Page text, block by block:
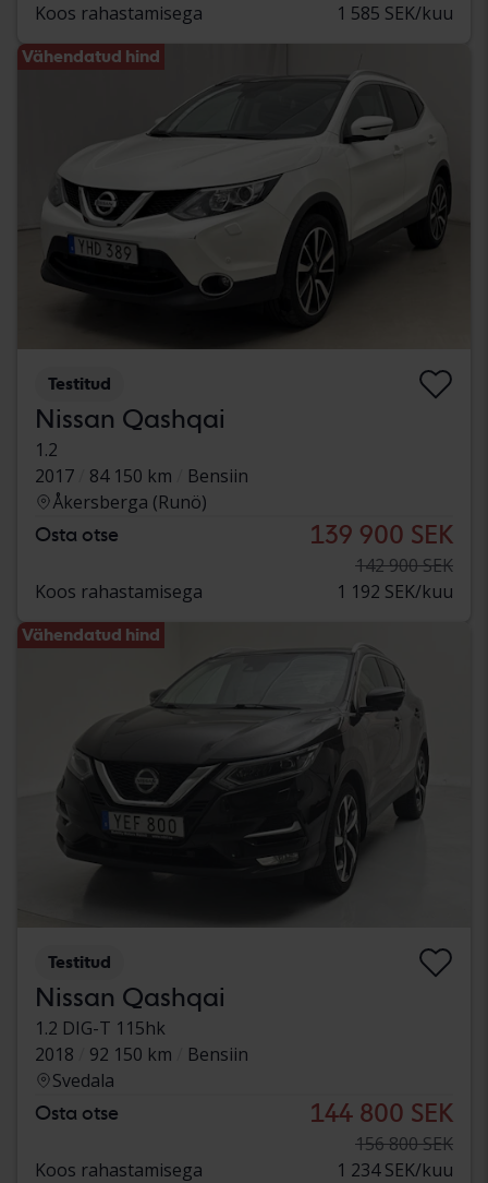
Koos rahastamisega 1 585 SEK/kuu
Vähendatud hind
Testitud
Nissan Qashqai
1.2
2017
84 150 km
Bensiin
Åkersberga (Runö)
Osta otse 139 900 SEK
142 900 SEK
Koos rahastamisega
1 192 SEK/kuu
Vähendatud hind
Testitud
Nissan Qashqai
1.2 DIG-T 115hk
2018
92 150 km
Bensiin
Svedala
Osta otse 144 800 SEK
156 800 SEK
Koos rahastamisega
1 234 SEK/kuu